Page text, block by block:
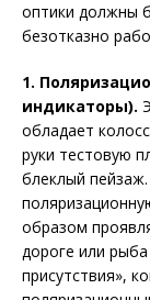
оптики должны
безотказно
1.
индикаторы).
обладает
руки тестовую
блеклый
образом
дороге или
присутствия»,